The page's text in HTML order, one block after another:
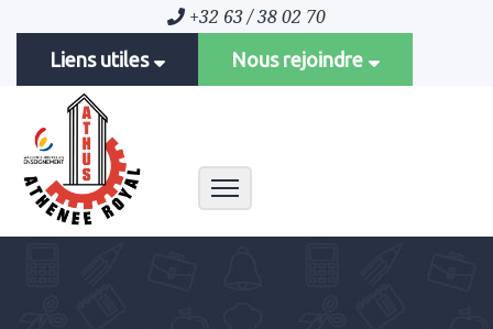
+32 63 / 38 02 70
Liens utiles Nous rejoindre
Toggle navigation